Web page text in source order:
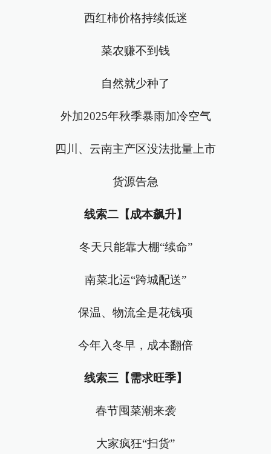
西红柿价格持续低迷
菜农赚不到钱
自然就少种了
外加2025年秋季暴雨加冷空气
四川、云南主产区没法批量上市
货源告急
线索二【成本飙升】
冬天只能靠大棚“续命”
南菜北运“跨城配送”
保温、物流全是花钱项
今年入冬早，成本翻倍
线索三【需求旺季】
春节囤菜潮来袭
大家疯狂“扫货”